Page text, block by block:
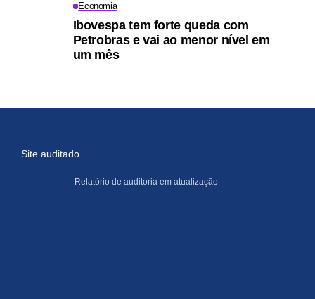
Economia
Ibovespa tem forte queda com
Petrobras e vai ao menor nível em
um mês
Site auditado
Relatório de auditoria em atualização